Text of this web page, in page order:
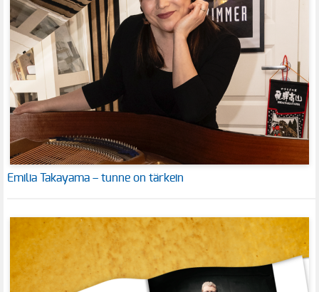
Emilia Takayama – tunne on tärkein